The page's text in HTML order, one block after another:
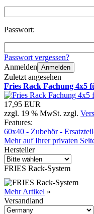
Passwort:
Passwort vergessen?
Anmelden Anmelden
Zuletzt angesehen
Fries Rack Fachung 4x5
17,95 EUR
zzgl. 19 % MwSt. zzgl.
Features:
60x40 - Zubehör -
Mehr auf Ihrer privaten
Hersteller
FRIES Rack-System
Mehr Artikel »
Versandland